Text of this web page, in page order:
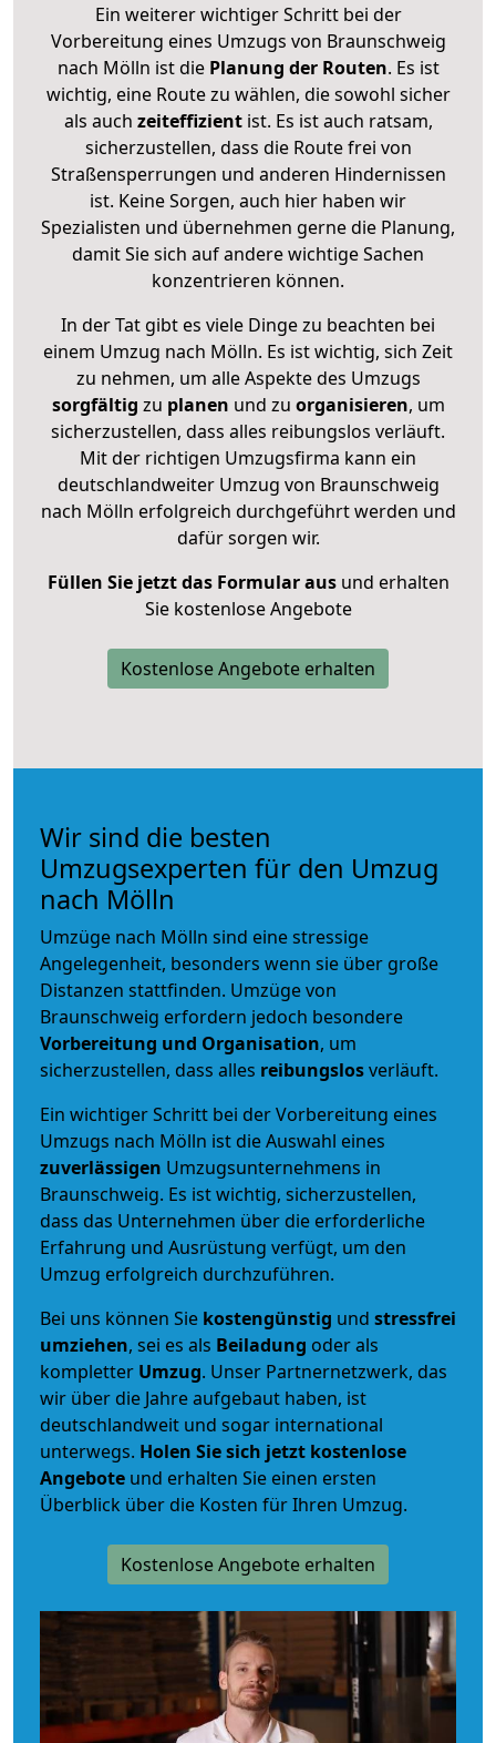
Ein weiterer wichtiger Schritt bei der
Vorbereitung eines Umzugs von Braunschweig
nach Mölln ist diePlanung der Routen. Es ist
wichtig, eine Route zu wählen, die sowohl sicher
als auch zeiteffizientist. Es ist auch ratsam,
sicherzustellen, dass die Route frei von
Straßensperrungen und anderen Hindernissen
ist. Keine Sorgen, auch hier haben wir
Spezialisten und übernehmen gerne die Planung,
damit Sie sich auf andere wichtige Sachen
konzentrieren können.
In der Tat gibt es viele Dinge zu beachten bei
einem Umzug nach Mölln. Es ist wichtig, sich Zeit
zu nehmen, um alle Aspekte des Umzugs
sorgfältig zu planen und zu organisieren, um
sicherzustellen, dass alles reibungslos verläuft.
Mit der richtigen Umzugsfirma kann ein
deutschlandweiter Umzug von Braunschweig
nach Mölln erfolgreich durchgeführt werden und
dafür sorgen wir.
Füllen Sie jetzt das Formular ausund erhalten
Sie kostenlose Angebote
Kostenlose Angebote erhalten
Wir sind die besten
Umzugsexperten für den Umzug
nach Mölln
Umzüge nach Mölln sind eine stressige
Angelegenheit, besonders wenn sie über große
Distanzen stattfinden. Umzüge von
Braunschweig erfordern jedoch besondere
Vorbereitung und Organisation, um
sicherzustellen, dass alles reibungslosverläuft.
Ein wichtiger Schritt bei der Vorbereitung eines
Umzugs nach Mölln ist die Auswahl eines
zuverlässigen Umzugsunternehmens in
Braunschweig. Es ist wichtig, sicherzustellen,
dass das Unternehmen über die erforderliche
Erfahrung und Ausrüstung verfügt, um den
Umzug erfolgreich durchzuführen.
Bei uns können Sie kostengünstig und stressfrei
umziehen, sei es als Beiladung oder als
kompletter Umzug. Unser Partnernetzwerk, das
wir über die Jahre aufgebaut haben, ist
deutschlandweit und sogar international
unterwegs. Holen Sie sich jetzt kostenlose
Angebote und erhalten Sie einen ersten
Überblick über die Kosten für Ihren Umzug.
Kostenlose Angebote erhalten